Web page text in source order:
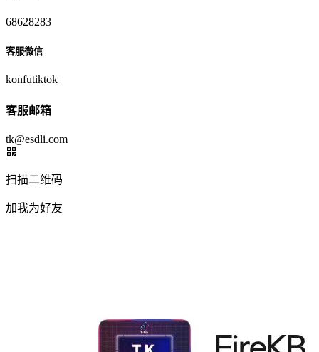
68628283
客服微信
konfutiktok
客服邮箱
tk@esdli.com
扫描二维码
加我为好友